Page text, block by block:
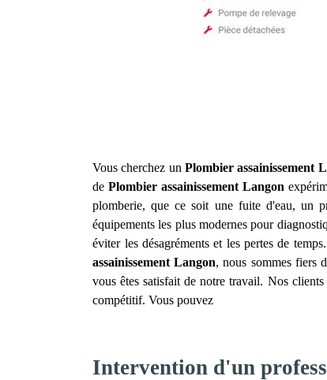
Vous cherchez un Plombier assainissement
dePlombier assainissement Langon
plomberie, que ce soit une fuite d'eau, un
équipements les plus modernes pour
éviter les désagréments et les pertes de
assainissement Langon, nous sommes fiers
vous êtes satisfait de notre travail. Nos
compétitif. Vous pouvez
Intervention d'un